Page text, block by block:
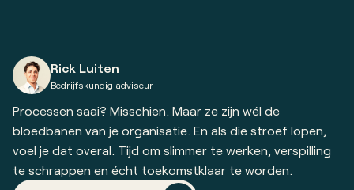
Rick Luiten
Bedrijfskundig adviseur
Processen saai? Misschien. Maar ze zijn wél de
bloedbanen van je organisatie. En als die stroef lopen,
voel je dat overal. Tijd om slimmer te werken, verspilling
te schrappen en écht toekomstklaar te worden.